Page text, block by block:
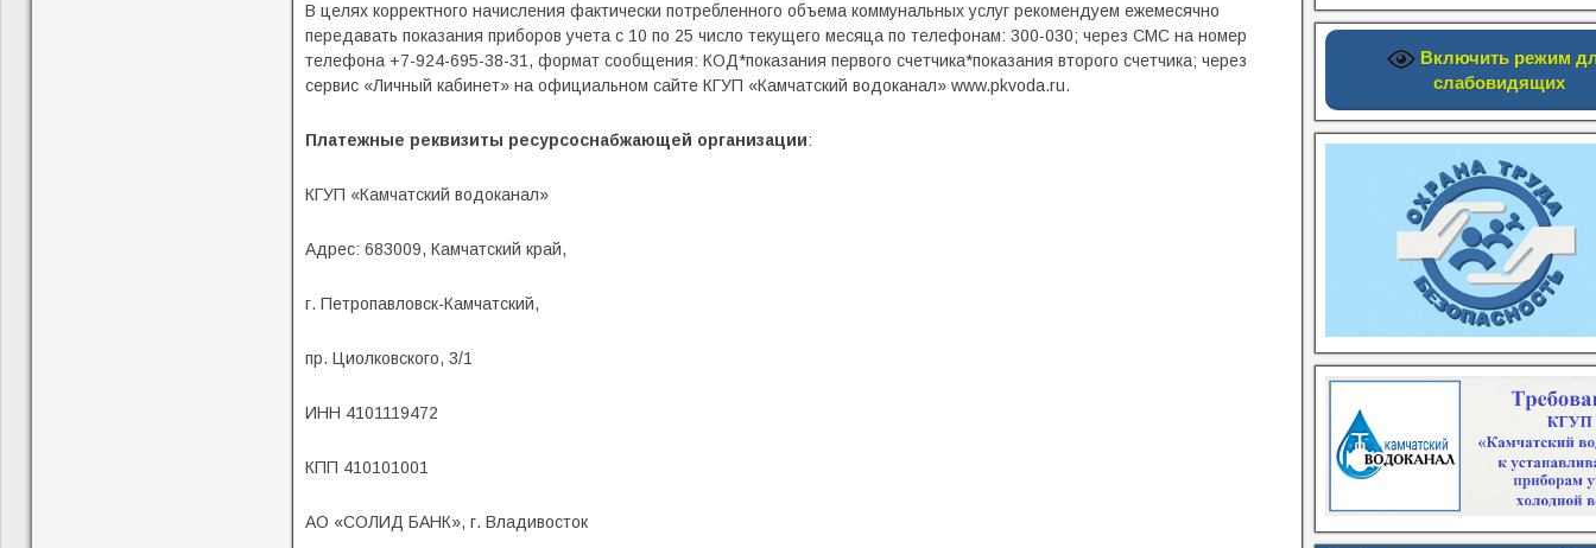
В целях корректного начисления фактически потребленного объема коммунальных услуг рекомендуем ежемесячно
передавать показания приборов учета с 10 по 25 число текущего месяца по телефонам: 300-030; через СМС на номер
телефона +7-924-695-38-31, формат сообщения: КОД*показания первого счетчика*показания второго счетчика; через
сервис «Личный кабинет» на официальном сайте КГУП «Камчатский водоканал» www.pkvoda.ru.
Платежные реквизиты ресурсоснабжающей организации:
КГУП «Камчатский водоканал»
Адрес: 683009, Камчатский край,
г. Петропавловск-Камчатский,
пр. Циолковского, 3/1
ИНН 4101119472
КПП 410101001
АО «СОЛИД БАНК», г. Владивосток
Включить режим
слабовидящих